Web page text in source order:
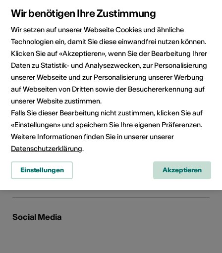
Booking Kontakt
Gunt Productions
2, Notre-Dame des Marais
3960 Sierre
Telefon 0788017238
E-Mail
Webseite
Direktkontakt
Herr
Rafael Gunti
E-Mail
Webseite
Social Media
Wir benötigen Ihre Zustimmung
Wir setzen auf unserer Webseite Cookies und ähnliche
Technologien ein, damit Sie diese einwandfrei nutzen können.
Klicken Sie auf «Akzeptieren», wenn Sie der Bearbeitung Ihrer
Daten zu Statistik- und Analysezwecken, zur Personalisierung
unserer Webseite und zur Personalisierung unserer Werbung
auf Webseiten von Dritten sowie der Besuchererkennung auf
unserer Website zustimmen.
Falls Sie dieser Bearbeitung nicht zustimmen, klicken Sie auf
«Einstellungen» und speichern Sie Ihre eigenen Präferenzen.
Weitere Informationen finden Sie in unserer unserer
Datenschutzerklärung.
Einstellungen Akzeptieren